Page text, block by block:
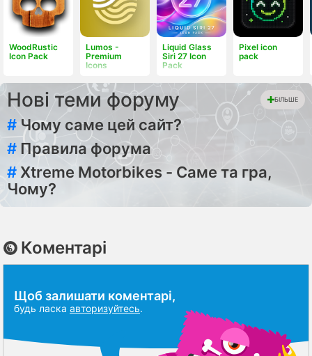
WoodRustic
Icon Pack
Lumos -
Premium
Icons
Liquid Glass
Siri 27 Icon
Pack
Pixel icon
pack
Нові теми форуму БІЛЬШЕ
# Чому саме цей сайт?
# Правила форума
# Xtreme Motorbikes - Саме та гра,
Чому?
Коментарі
Щоб залишати коментарі,
будь ласка авторизуйтесь.